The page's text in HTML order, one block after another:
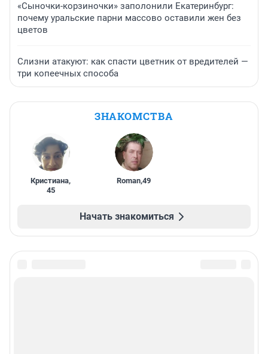
«Сыночки-корзиночки» заполонили Екатеринбург:
почему уральские парни массово оставили жен без
цветов
Слизни атакуют: как спасти цветник от вредителей —
три копеечных способа
ЗНАКОМСТВА
Кристиана,
45
Roman,49
Начать знакомиться